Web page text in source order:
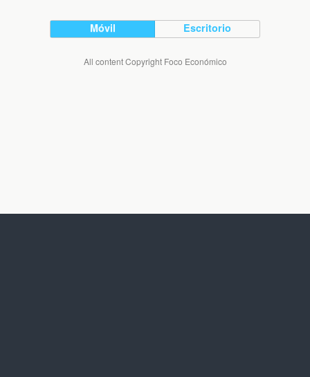
Móvil Escritorio
All content Copyright Foco Económico